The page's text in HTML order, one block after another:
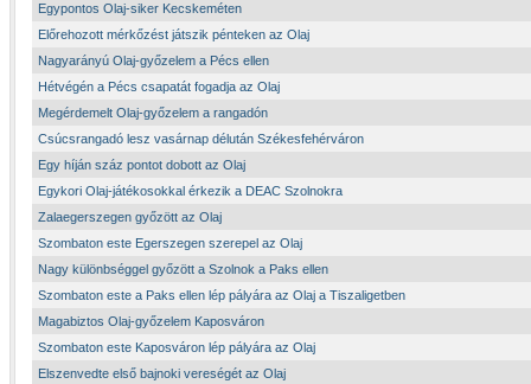
Egypontos Olaj-siker Kecskeméten
Előrehozott mérkőzést játszik pénteken az Olaj
Nagyarányú Olaj-győzelem a Pécs ellen
Hétvégén a Pécs csapatát fogadja az Olaj
Megérdemelt Olaj-győzelem a rangadón
Csúcsrangadó lesz vasárnap délután Székesfehérváron
Egy híján száz pontot dobott az Olaj
Egykori Olaj-játékosokkal érkezik a DEAC Szolnokra
Zalaegerszegen győzött az Olaj
Szombaton este Egerszegen szerepel az Olaj
Nagy különbséggel győzött a Szolnok a Paks ellen
Szombaton este a Paks ellen lép pályára az Olaj a Tiszaligetben
Magabiztos Olaj-győzelem Kaposváron
Szombaton este Kaposváron lép pályára az Olaj
Elszenvedte első bajnoki vereségét az Olaj